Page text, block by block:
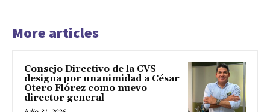
More articles
Consejo Directivo de la CVS
designa por unanimidad a César
Otero Flórez como nuevo
director general